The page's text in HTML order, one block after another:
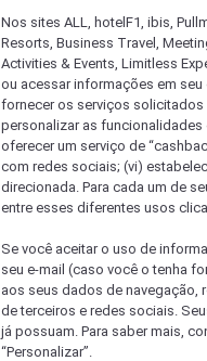
Nos sites ALL, hotelF1, ibis,
Resorts, Business Travel,
Activities & Events, Limitless
ou acessar informações em
fornecer os serviços solicitados
personalizar as
oferecer um serviço de
com redes sociais; (vi)
direcionada. Para cada um de
entre esses diferentes usos
Se você aceitar o uso de
seu e-mail (caso você o tenha
aos seus dados de navegação,
de terceiros e redes sociais.
já possuam. Para saber mais,
“Personalizar”.